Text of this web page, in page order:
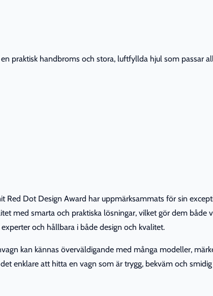
praktisk handbroms och stora, luftfyllda hjul som passar
Dot Design Award har uppmärksammats för sin
med smarta och praktiska lösningar, vilket gör dem
och hållbara i både design och kvalitet.
kan kännas överväldigande med många modeller,
enklare att hitta en vagn som är trygg, bekväm och